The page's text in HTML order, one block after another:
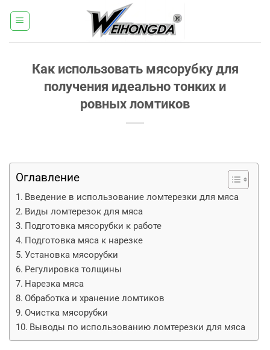
Как использовать мясорубку для
получения идеально тонких и
ровных ломтиков
Оглавление
Введение в использование ломтерезки для мяса
Виды ломтерезок для мяса
Подготовка мясорубки к работе
Подготовка мяса к нарезке
Установка мясорубки
Регулировка толщины
Нарезка мяса
Обработка и хранение ломтиков
Очистка мясорубки
Выводы по использованию ломтерезки для мяса